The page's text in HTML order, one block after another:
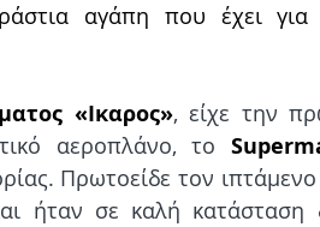
αγάπη που έχει για
«Ικαρος», είχε την
αεροπλάνο, το
Πρωτοείδε τον
ήταν σε καλή